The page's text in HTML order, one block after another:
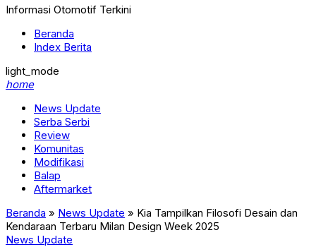
Informasi Otomotif Terkini
Beranda
Index Berita
light_mode
home
News Update
Serba Serbi
Review
Komunitas
Modifikasi
Balap
Aftermarket
Beranda » News Update » Kia Tampilkan Filosofi Desain dan
Kendaraan Terbaru Milan Design Week 2025
News Update